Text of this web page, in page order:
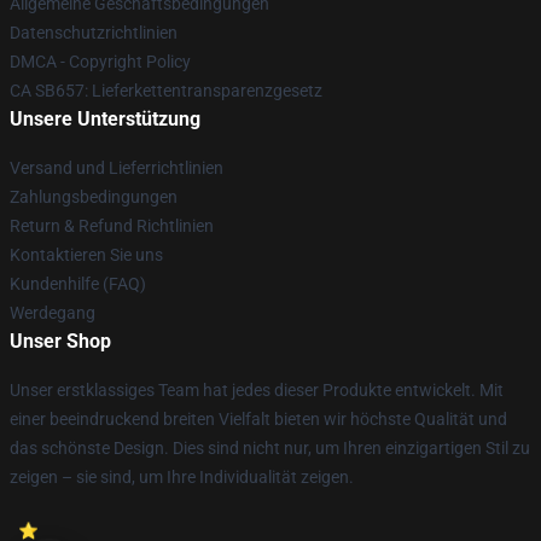
Datenschutzrichtlinien
DMCA - Copyright Policy
CA SB657: Lieferkettentransparenzgesetz
Unsere Unterstützung
Versand und Lieferrichtlinien
Zahlungsbedingungen
Return & Refund Richtlinien
Kontaktieren Sie uns
Kundenhilfe (FAQ)
Werdegang
Unser Shop
Unser erstklassiges Team hat jedes dieser Produkte entwickelt. Mit
einer beeindruckend breiten Vielfalt bieten wir höchste Qualität und
das schönste Design. Dies sind nicht nur, um Ihren einzigartigen Stil zu
zeigen – sie sind, um Ihre Individualität zeigen.